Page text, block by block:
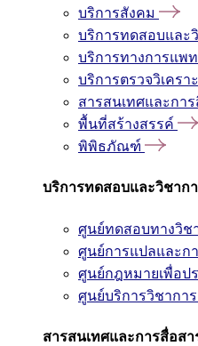
บริการสังคม
บริการทดสอบและ
บริการทางการแพ
บริการตรวจวิเคร
สารสนเทศและกา
พื้นที่สร้างสรรค์
พิพิธภัณฑ์
บริการทดสอบและวิชาก
ศูนย์ทดสอบทางวิช
ศูนย์การแปลและก
ศูนย์กฎหมายเพื่อป
ศูนย์บริการวิชากา
สารสนเทศและการสื่อสา